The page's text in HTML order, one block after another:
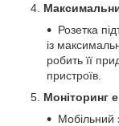
Розетка
із
робить її
пристроїв.
Моніторинг
Мобільний